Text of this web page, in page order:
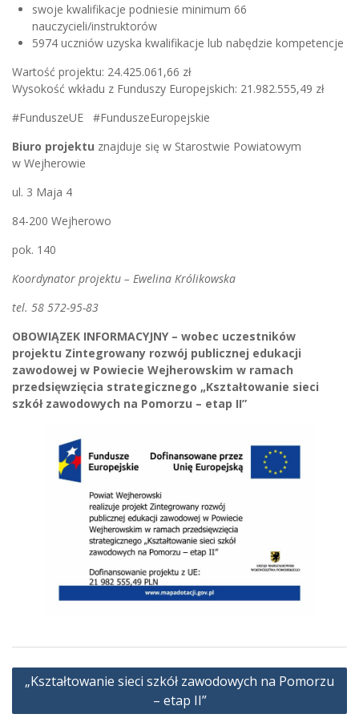
swoje kwalifikacje podniesie minimum 66
nauczycieli/instruktorów
5974 uczniów uzyska kwalifikacje lub nabędzie kompetencje
Wartość projektu: 24.425.061,66 zł
Wysokość wkładu z Funduszy Europejskich: 21.982.555,49 zł
#FunduszeUE #FunduszeEuropejskie
Biuro projektu znajduje się w Starostwie Powiatowym
w Wejherowie
ul. 3 Maja 4
84-200 Wejherowo
pok. 140
Koordynator projektu – Ewelina Królikowska
tel. 58 572-95-83
OBOWIĄZEK INFORMACYJNY – wobec uczestników
projektu Zintegrowany rozwój publicznej edukacji
zawodowej w Powiecie Wejherowskim w ramach
przedsięwzięcia strategicznego „Kształtowanie sieci
szkół zawodowych na Pomorzu – etap II”
Nawigacja
wpisu
„Kształtowanie sieci szkół zawodowych na Pomorzu
– etap II”